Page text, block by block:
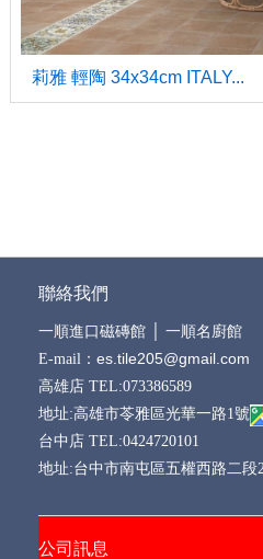
莉雅 輕陶 34x34cm ITALY...
聯絡我們
一順進口磁磚館│ 一順名廚館
E-mail： es.tile205@gmail.com
高雄店 TEL:073386589
地址:高雄市苓雅區光華一路1號
台中店 TEL:0424720101
地址:台中市南屯區五權西路二段
公司訊息